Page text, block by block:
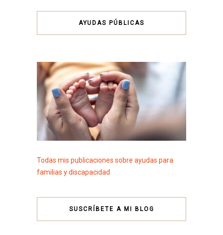
AYUDAS PÚBLICAS
Todas mis publicaciones sobre ayudas para
familias y discapacidad
SUSCRÍBETE A MI BLOG